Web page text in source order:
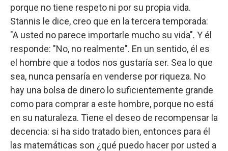
porque no tiene respeto ni por su propia vida.
Stannis le dice, creo que en la tercera temporada:
"A usted no parece importarle mucho su vida". Y él
responde: "No, no realmente". En un sentido, él es
el hombre que a todos nos gustaría ser. Sea lo que
sea, nunca pensaría en venderse por riqueza. No
hay una bolsa de dinero lo suficientemente grande
como para comprar a este hombre, porque no está
en su naturaleza. Tiene el deseo de recompensar la
decencia: si ha sido tratado bien, entonces para él
las matemáticas son ¿qué puedo hacer por usted a